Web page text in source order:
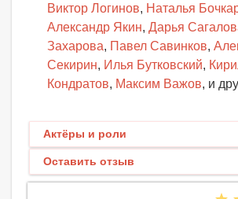
Виктор Логинов, Наталья
Александр Якин, Дарья
Захарова, Павел Савинков,
Секирин, Илья Бутковский,
Кондратов, Максим Важов, и
Актёры и роли
Оставить отзыв